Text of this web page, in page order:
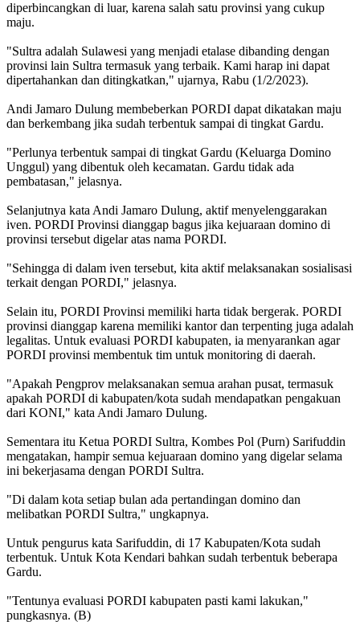
diperbincangkan di luar, karena salah satu provinsi yang cukup
maju.
"Sultra adalah Sulawesi yang menjadi etalase dibanding dengan
provinsi lain Sultra termasuk yang terbaik. Kami harap ini dapat
dipertahankan dan ditingkatkan," ujarnya, Rabu (1/2/2023).
Andi Jamaro Dulung membeberkan PORDI dapat dikatakan maju
dan berkembang jika sudah terbentuk sampai di tingkat Gardu.
"Perlunya terbentuk sampai di tingkat Gardu (Keluarga Domino
Unggul) yang dibentuk oleh kecamatan. Gardu tidak ada
pembatasan," jelasnya.
Selanjutnya kata Andi Jamaro Dulung, aktif menyelenggarakan
iven. PORDI Provinsi dianggap bagus jika kejuaraan domino di
provinsi tersebut digelar atas nama PORDI.
"Sehingga di dalam iven tersebut, kita aktif melaksanakan sosialisasi
terkait dengan PORDI," jelasnya.
Selain itu, PORDI Provinsi memiliki harta tidak bergerak. PORDI
provinsi dianggap karena memiliki kantor dan terpenting juga adalah
legalitas. Untuk evaluasi PORDI kabupaten, ia menyarankan agar
PORDI provinsi membentuk tim untuk monitoring di daerah.
"Apakah Pengprov melaksanakan semua arahan pusat, termasuk
apakah PORDI di kabupaten/kota sudah mendapatkan pengakuan
dari KONI," kata Andi Jamaro Dulung.
Sementara itu Ketua PORDI Sultra, Kombes Pol (Purn) Sarifuddin
mengatakan, hampir semua kejuaraan domino yang digelar selama
ini bekerjasama dengan PORDI Sultra.
"Di dalam kota setiap bulan ada pertandingan domino dan
melibatkan PORDI Sultra," ungkapnya.
Untuk pengurus kata Sarifuddin, di 17 Kabupaten/Kota sudah
terbentuk. Untuk Kota Kendari bahkan sudah terbentuk beberapa
Gardu.
"Tentunya evaluasi PORDI kabupaten pasti kami lakukan,"
pungkasnya. (B)